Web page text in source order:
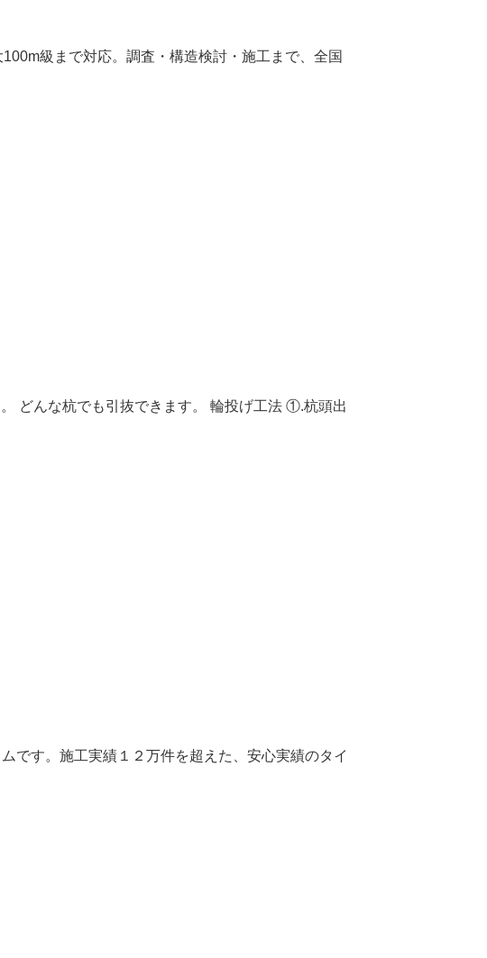
級まで対応。調査・構造検討・施工まで、全国
どんな杭でも引抜できます。 輪投げ工法 ①.杭頭出
です。施工実績１２万件を超えた、安心実績のタイ